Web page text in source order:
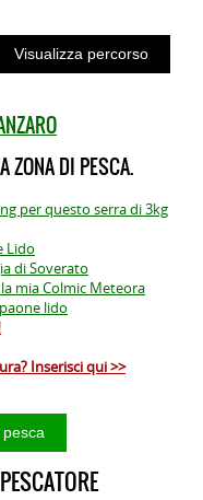
ZONA DI PESCA.
per questo serra di 3kg
Lido
di Soverato
mia Colmic Meteora
lido
Inserisci qui >>